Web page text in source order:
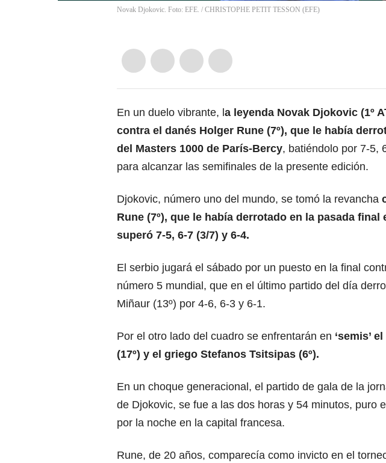
Novak Djokovic. Foto: EFE. / CHRISTOPHE PETIT TESSON (EFE)
En un duelo vibrante, l a leyenda Novak Djokovic (1º
contra el danés Holger Rune (7º), que le había
del Masters 1000 de París-Bercy, batiéndolo por 7-5,
para alcanzar las semifinales de la presente edición.
Djokovic, número uno del mundo, se tomó la revancha
Rune (7º), que le había derrotado en la pasada final
superó 7-5, 6-7 (3/7) y 6-4.
El serbio jugará el sábado por un puesto en la final
número 5 mundial, que en el último partido del día
Miñaur (13º) por 4-6, 6-3 y 6-1.
Por el otro lado del cuadro se enfrentarán en ‘semis’
(17º) y el griego Stefanos Tsitsipas (6º).
En un choque generacional, el partido de gala de la
de Djokovic, se fue a las dos horas y 54 minutos, puro
por la noche en la capital francesa.
Rune, de 20 años, comparecía como invicto en el